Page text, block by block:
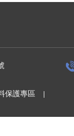
保護專區